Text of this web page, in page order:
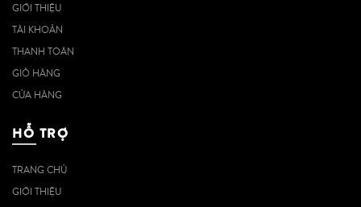
GIỚI THIỆU
TÀI KHOẢN
THANH TOÁN
GIỎ HÀNG
CỬA HÀNG
HỖ TRỢ
TRANG CHỦ
GIỚI THIỆU